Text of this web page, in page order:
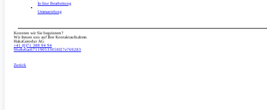
In-line Bearbeitung
Ummantelung
Konnten wir Sie begeistern?
Wir freuen uns auf Ihre Kontaktaufnahme.
HakaGerodur AG
+41 (0)71 388 94 94
96e8e0ac671190533058f27e769283
Zurück